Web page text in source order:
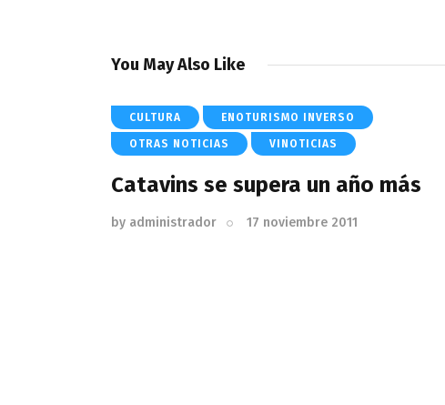
You May Also Like
CULTURA ENOTURISMO INVERSO
OTRAS NOTICIAS VINOTICIAS
Catavins se supera un año más
by administrador 17 noviembre 2011